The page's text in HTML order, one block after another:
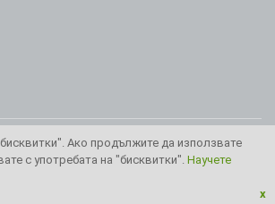
Ако продължите да използвате
с употребата на "бисквитки". Научете
x